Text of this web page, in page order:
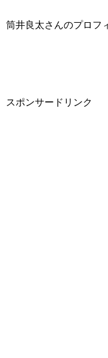
筒井良太さんのプロフ
スポンサードリンク